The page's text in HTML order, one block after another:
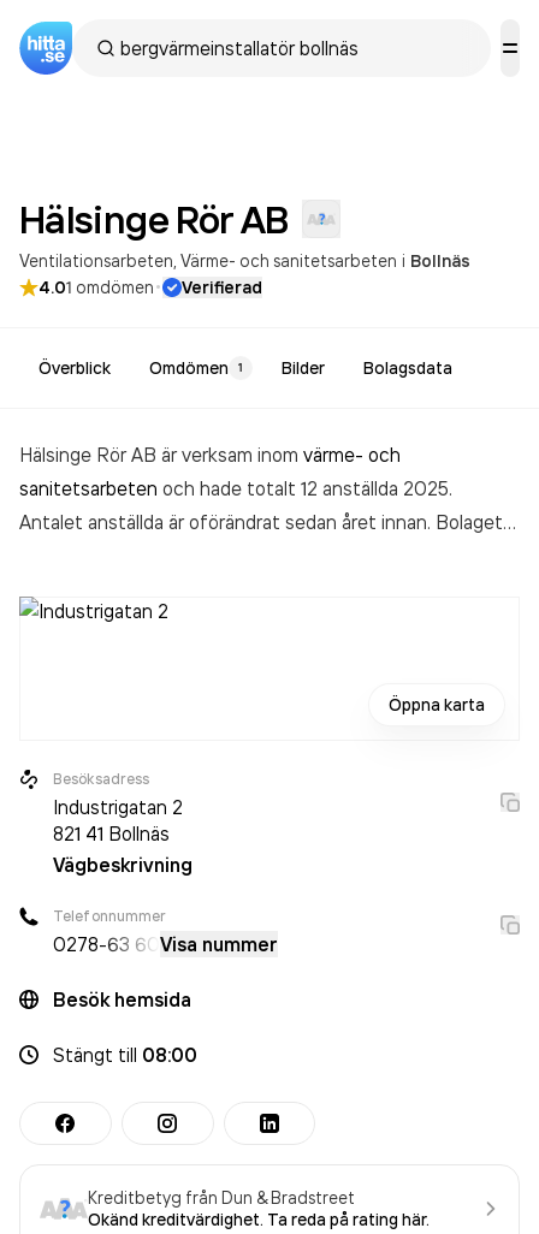
Hälsinge RörAB
Ventilationsarbeten Värme- och sanitetsarbeten i Bollnäs
4.01 omdömen· Verifierad
Överblick Omdömen 1 Bilder Bolagsdata
Hälsinge Rör AB är verksam inom värme- och
sanitetsarbeten och hade totalt 12 anställda 2025.
Antalet anställda är oförändrat sedan året innan. Bolaget
(2025).
Öppna karta
Besöksadress
Industrigatan 2
821 41 Bollnäs
Vägbeskrivning
Telefonnummer
0278-63 60 Visa nummer
Besök hemsida
Stängt till 08:00
Kreditbetyg från Dun & Bradstreet
Okänd kreditvärdighet. Ta reda på rating här.